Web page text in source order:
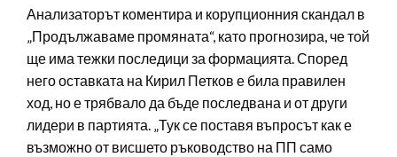
Анализаторът коментира и корупционния скандал в
„Продължаваме промяната“, като прогнозира, че той
ще има тежки последици за формацията. Според
него оставката на Кирил Петков е била правилен
ход, но е трябвало да бъде последвана и от други
лидери в партията. „Тук се поставя въпросът как е
възможно от висшето ръководство на ПП само